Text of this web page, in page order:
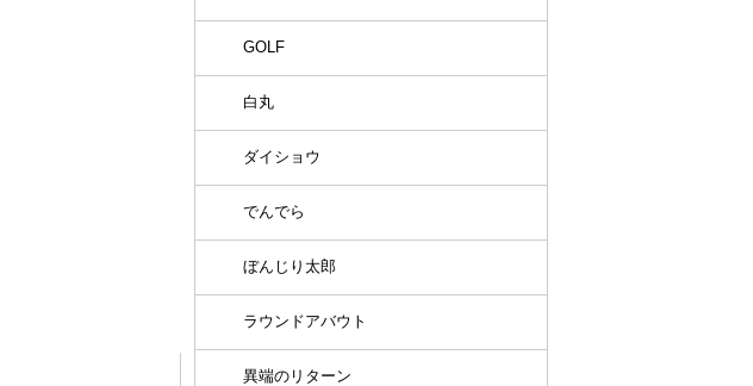
GOLF
白丸
ダイショウ
でんでら
ぼんじり太郎
ラウンドアバウト
異端のリターン